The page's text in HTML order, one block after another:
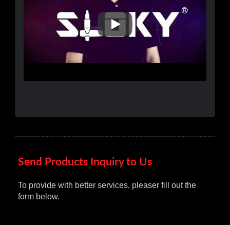
Sloky STEP, Torque